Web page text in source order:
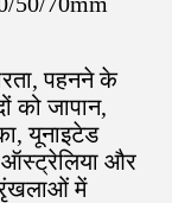
पहनने के
को जापान,
यूनाइटेड
ऑस्ट्रेलिया और
में